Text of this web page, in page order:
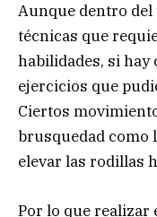
Aunque dentro del
técnicas que
habilidades, si
ejercicios que
Ciertos
brusquedad como
elevar las rodillas
Por lo que